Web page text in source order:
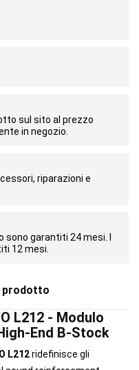
sul sito al prezzo
in negozio.
riparazioni e
sono garantiti 24 mesi. I
12 mesi.
prodotto
L212 - Modulo
End B-Stock
L212ridefinisce gli